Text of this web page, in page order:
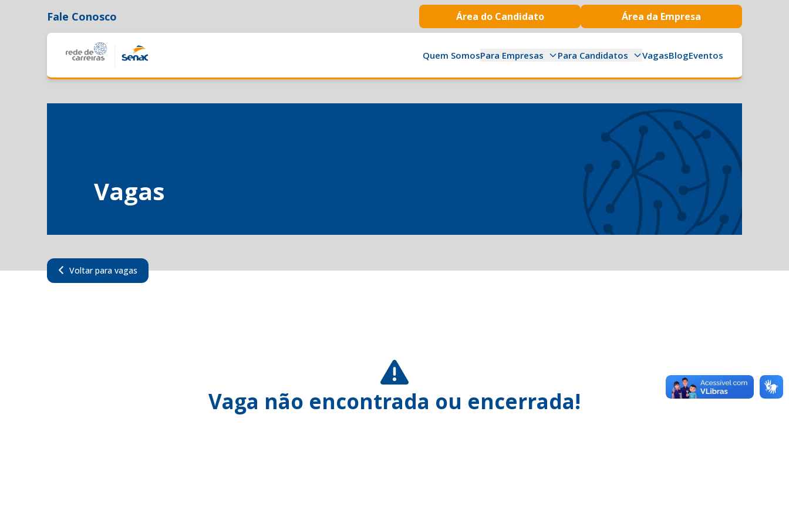
Fale Conosco Área do Candidato Área da Empresa
Quem SomosPara Empresas Para Candidatos VagasBlogEventos
Vagas
Voltar para vagas
Vaga não encontrada ou encerrada!